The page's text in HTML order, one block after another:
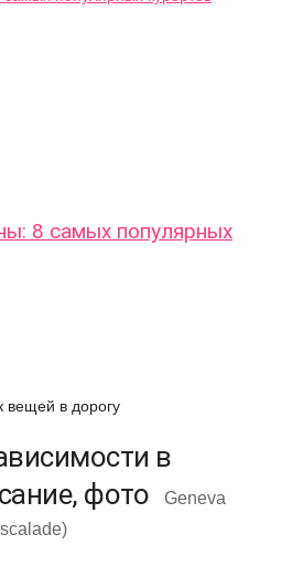
8 самых популярных
вещей в дорогу
в
фото
Geneva